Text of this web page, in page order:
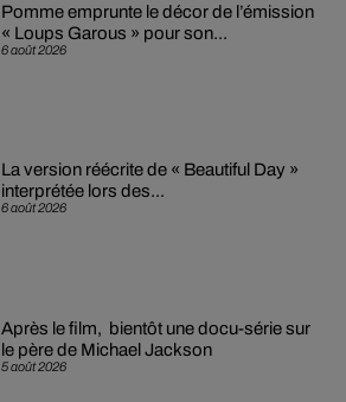
6 août 2026
Pomme emprunte le décor de l’émission
« Loups Garous » pour son...
6 août 2026
La version réécrite de « Beautiful Day »
interprétée lors des...
5 août 2026
Après le film, bientôt une docu-série sur
le père de Michael Jackson